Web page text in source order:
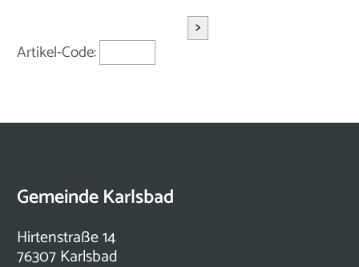
Artikel-Code:
>
Gemeinde Karlsbad
Hirtenstraße 14
76307 Karlsbad